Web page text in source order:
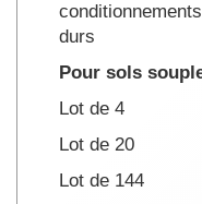
durs
Pour sols
Lot de 4
Lot de 20
Lot de 144